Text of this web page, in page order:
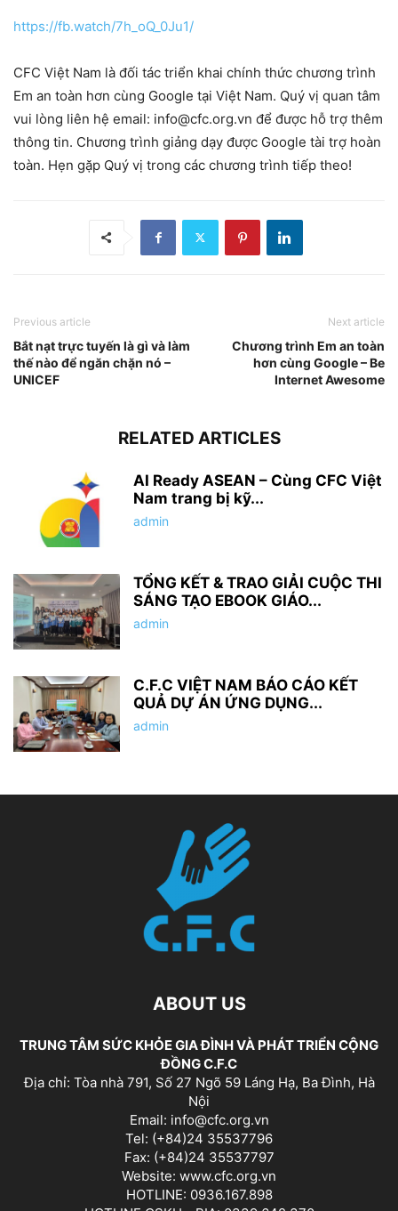
https://fb.watch/7h_oQ_0Ju1/
CFC Việt Nam là đối tác triển khai chính thức chương trình
Em an toàn hơn cùng Google tại Việt Nam. Quý vị quan tâm
vui lòng liên hệ email: info@cfc.org.vn để được hỗ trợ thêm
thông tin. Chương trình giảng dạy được Google tài trợ hoàn
toàn. Hẹn gặp Quý vị trong các chương trình tiếp theo!
Previous article
Bắt nạt trực tuyến là gì và làm
thế nào để ngăn chặn nó –
UNICEF
Next article
Chương trình Em an toàn
hơn cùng Google – Be
Internet Awesome
RELATED ARTICLES
AI Ready ASEAN – Cùng CFC Việt
Nam trang bị kỹ...
admin
TỔNG KẾT & TRAO GIẢI CUỘC THI
SÁNG TẠO EBOOK GIÁO...
admin
C.F.C VIỆT NAM BÁO CÁO KẾT
QUẢ DỰ ÁN ỨNG DỤNG...
admin
ABOUT US
TRUNG TÂM SỨC KHỎE GIA ĐÌNH VÀ PHÁT TRIỂN CỘNG
ĐỒNG C.F.C
Địa chỉ: Tòa nhà 791, Số 27 Ngõ 59 Láng Hạ, Ba Đình, Hà
Nội
Email: info@cfc.org.vn
Tel: (+84)24 35537796
Fax: (+84)24 35537797
Website: www.cfc.org.vn
HOTLINE: 0936.167.898